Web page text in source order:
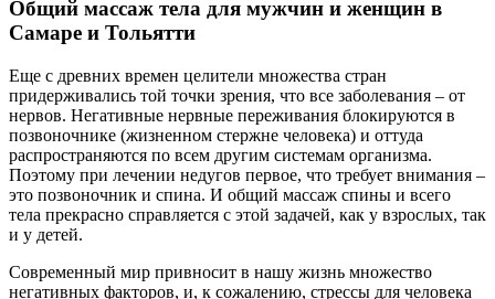
Общий массаж тела для мужчин и женщин в
Самаре и Тольятти
Еще с древних времен целители множества стран
придерживались той точки зрения, что все заболевания – от
нервов. Негативные нервные переживания блокируются в
позвоночнике (жизненном стержне человека) и оттуда
распространяются по всем другим системам организма.
Поэтому при лечении недугов первое, что требует внимания –
это позвоночник и спина. И общий массаж спины и всего
тела прекрасно справляется с этой задачей, как у взрослых, так
и у детей.
Современный мир привносит в нашу жизнь множество
негативных факторов, и, к сожалению, стрессы для человека